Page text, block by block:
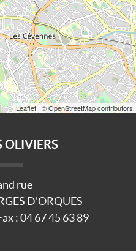
Leaflet| © OpenStreetMap contributors
OLIVIERS
rue
D'ORQUES
:04 67 45 63 89